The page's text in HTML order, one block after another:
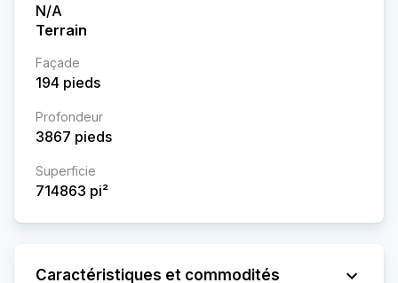
N/A
Terrain
Façade
194 pieds
Profondeur
3867 pieds
Superficie
714863 pi²
Caractéristiques et commodités